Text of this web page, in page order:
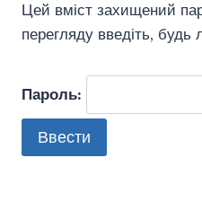
Цей вміст захищений
перегляду введіть, будь
Пароль: